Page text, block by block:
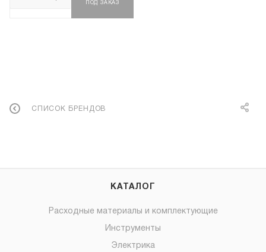
ПОД ЗАКАЗ
СПИСОК БРЕНДОВ
КАТАЛОГ
Расходные материалы и комплектующие
Инструменты
Электрика